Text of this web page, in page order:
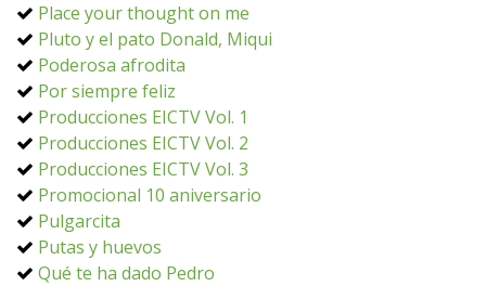
Place your thought on me
Pluto y el pato Donald, Miqui
Poderosa afrodita
Por siempre feliz
Producciones EICTV Vol. 1
Producciones EICTV Vol. 2
Producciones EICTV Vol. 3
Promocional 10 aniversario
Pulgarcita
Putas y huevos
Qué te ha dado Pedro